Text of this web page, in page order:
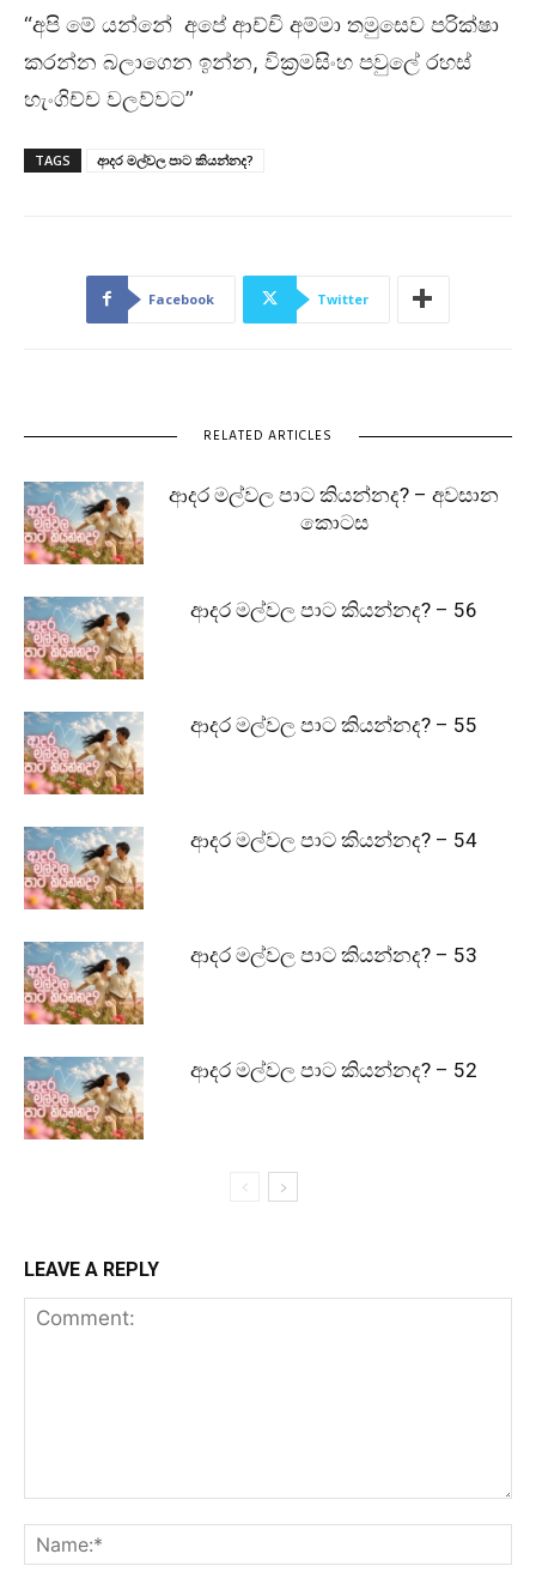
“අපි මේ යන්නේ අපේ ආච්චි අම්මා තමුසෙව පරික්ෂා
කරන්න බලාගෙන ඉන්න, වික්‍රමසිංහ පවුලේ රහස්
හැංගිච්ච වලව්වට”
TAGS ආදර මල්වල පාට කියන්නද?
Facebook Twitter
RELATED ARTICLES
ආදර මල්වල පාට කියන්නද? – අවසාන
කොටස
ආදර මල්වල පාට කියන්නද? – 56
ආදර මල්වල පාට කියන්නද? – 55
ආදර මල්වල පාට කියන්නද? – 54
ආදර මල්වල පාට කියන්නද? – 53
ආදර මල්වල පාට කියන්නද? – 52
LEAVE A REPLY